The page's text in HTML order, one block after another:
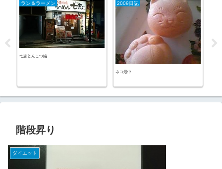
ラン＆ラーメン
七志とんこつ編
2009日記
ネコ最中
階段昇り
ダイエット